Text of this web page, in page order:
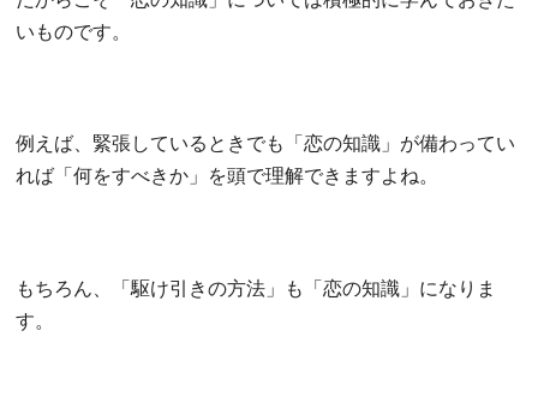
いものです。
例えば、緊張しているときでも「恋の知識」が備わってい
れば「何をすべきか」を頭で理解できますよね。
もちろん、「駆け引きの方法」も「恋の知識」になりま
す。